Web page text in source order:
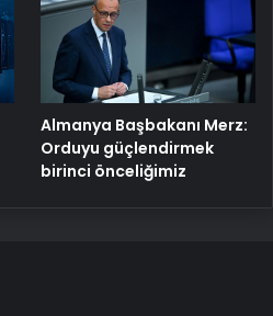
Almanya Başbakanı Merz:
Orduyu güçlendirmek
birinci önceliğimiz